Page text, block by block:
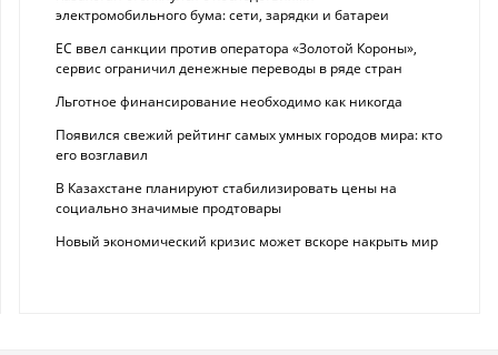
электромобильного бума: сети, зарядки и батареи
ЕС ввел санкции против оператора «Золотой Короны»,
сервис ограничил денежные переводы в ряде стран
Льготное финансирование необходимо как никогда
Появился свежий рейтинг самых умных городов мира: кто
его возглавил
В Казахстане планируют стабилизировать цены на
социально значимые продтовары
Новый экономический кризис может вскоре накрыть мир